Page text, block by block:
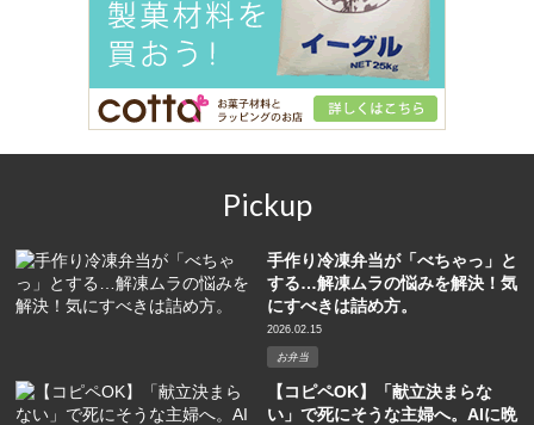
Pickup
手作り冷凍弁当が「べちゃっ」と
する…解凍ムラの悩みを解決！気
にすべきは詰め方。
2026.02.15
お弁当
【コピペOK】「献立決まらな
い」で死にそうな主婦へ。AIに晩